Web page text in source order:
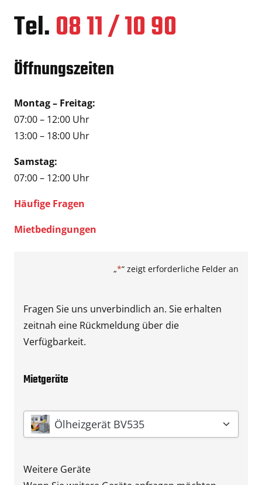
Tel.08 11 / 10 90
Öffnungszeiten
Montag – Freitag:
07:00 – 12:00 Uhr
13:00 – 18:00 Uhr
Samstag:
07:00 – 12:00 Uhr
Häufige Fragen
Mietbedingungen
„*“ zeigt erforderliche Felder an
Fragen Sie uns unverbindlich an. Sie erhalten
zeitnah eine Rückmeldung über die
Verfügbarkeit.
Mietgeräte
Gerät* Ölheizgerät BV535
Weitere Geräte